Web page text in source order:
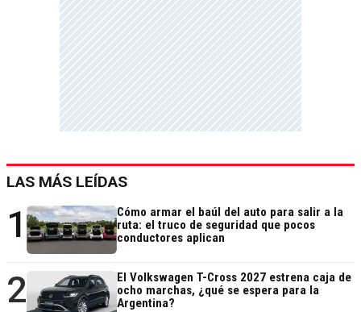
LAS MÁS LEÍDAS
1
Cómo armar el baúl del auto para salir a la
ruta: el truco de seguridad que pocos
conductores aplican
2
El Volkswagen T-Cross 2027 estrena caja de
ocho marchas, ¿qué se espera para la
Argentina?